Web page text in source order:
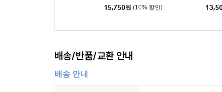
15,750원 (10% 할인)
배송/반품/교환 안내
배송 안내